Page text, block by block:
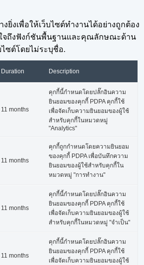
ยิ่งเพื่อให้เว็บไซต์ทำงานได้อย่างถูกต้อง
จถึงฟังก์ชันพื้นฐานและคุณลักษณะด้าน
ซต์โดยไม่ระบุชื่อ.
Duration Description
11 months
คุกกี้นี้กำหนดโดยปลั๊กอินความ
ยินยอมของคุกกี้ PDPA คุกกี้ใช้
เพื่อจัดเก็บความยินยอมของผู้ใช้
สำหรับคุกกี้ในหมวดหมู่
"Analytics"
11 months
คุกกี้ถูกกำหนดโดยความยินยอม
ของคุกกี้ PDPA เพื่อบันทึกความ
ยินยอมของผู้ใช้สำหรับคุกกี้ใน
หมวดหมู่ "การทำงาน"
11 months
คุกกี้นี้กำหนดโดยปลั๊กอินความ
ยินยอมของคุกกี้ PDPA คุกกี้ใช้
เพื่อจัดเก็บความยินยอมของผู้ใช้
สำหรับคุกกี้ในหมวดหมู่ "จำเป็น"
11 months
คุกกี้นี้กำหนดโดยปลั๊กอินความ
ยินยอมของคุกกี้ PDPA คุกกี้ใช้
เพื่อจัดเก็บความยินยอมของผู้ใช้